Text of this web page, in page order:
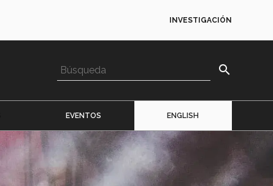
INVESTIGACIÓN
search
EVENTOS ENGLISH